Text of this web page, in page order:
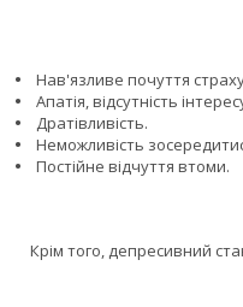
Нав'язливе почуття
Апатія, відсутність
Дратівливість.
Неможливість
Постійне відчуття втоми.
Крім того, депресивний стан